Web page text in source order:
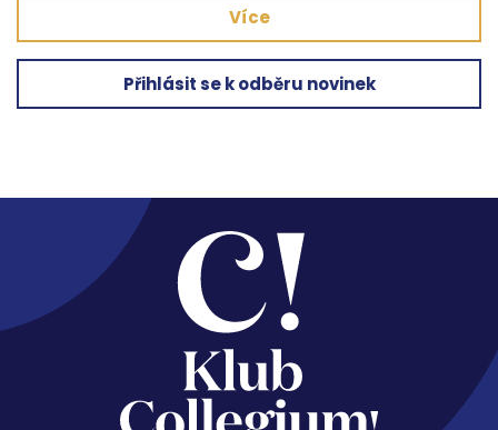
Více
Přihlásit se k odběru novinek